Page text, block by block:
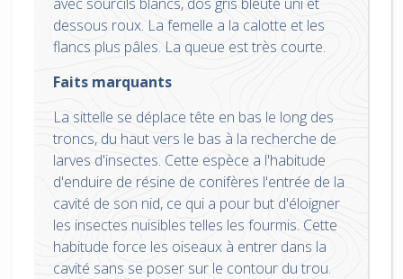
dessous roux. La femelle a la calotte et les
flancs plus pâles. La queue est très courte.
Faits marquants
La sittelle se déplace tête en bas le long des
troncs, du haut vers le bas à la recherche de
larves d'insectes. Cette espèce a l'habitude
d'enduire de résine de conifères l'entrée de la
cavité de son nid, ce qui a pour but d'éloigner
les insectes nuisibles telles les fourmis. Cette
habitude force les oiseaux à entrer dans la
cavité sans se poser sur le contour du trou.